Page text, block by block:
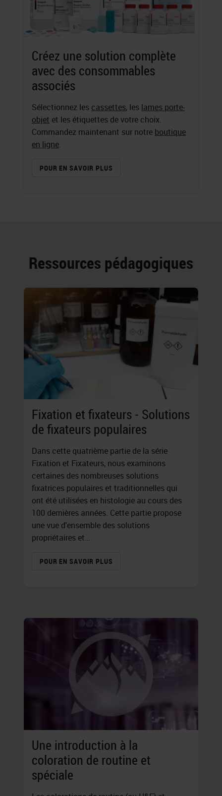
Créez une solution complète
avec des consommables
associés
Sélectionnez les cassettes, les lames porte-
objet et les étiquettes de votre choix.
Commandez maintenant sur notre boutique
en ligne.
POUR EN SAVOIR PLUS
Ressources pédagogiques
Fixation et fixateurs - Solutions
de fixateurs populaires
Dans cette quatrième partie de la série
Fixation et Fixateurs, nous examinons
certaines des nombreuses solutions
fixatrices populaires et traditionnelles qui
ont été utilisées en histologie au cours des
100 dernières années. Cette partie propose
une vue d'ensemble des solutions
propriétaires et…
POUR EN SAVOIR PLUS
Une introduction à la
coloration de routine et
spéciale